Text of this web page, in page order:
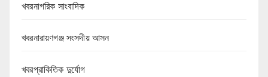
খবরনাগরিক সাংবাদিক
খবরনারায়ণগঞ্জ সংসদীয় আসন
খবরপ্রাকিতিক দুর্যোগ